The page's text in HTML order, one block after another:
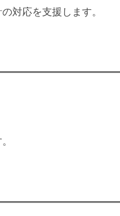
対応を支援します。